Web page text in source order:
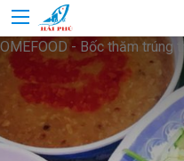
OMEFOOD - Bốc thăm trúng